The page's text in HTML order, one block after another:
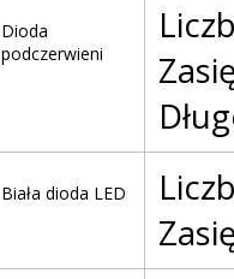
Dioda
podczerwieni
Biała dioda LED